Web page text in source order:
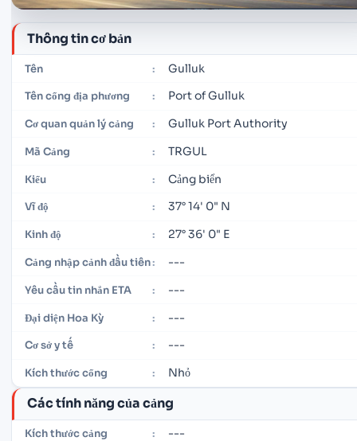
Thông tin cơ bản
Tên : Gulluk
Tên cổng địa phương : Port of Gulluk
Cơ quan quản lý cảng : Gulluk Port Authority
Mã Cảng : TRGUL
Kiểu : Cảng biển
Vĩ độ : 37° 14' 0" N
Kinh độ : 27° 36' 0" E
Cảng nhập cảnh đầu tiên: ---
Yêu cầu tin nhắn ETA : ---
Đại diện Hoa Kỳ : ---
Cơ sở y tế : ---
Kích thước cổng : Nhỏ
Các tính năng của cảng
Kích thước cảng : ---